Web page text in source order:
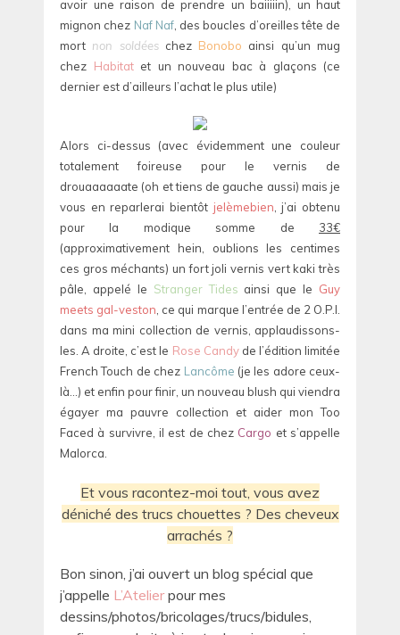
avoir une raison de prendre un baiiiiin), un haut
mignon chez Naf Naf, des boucles d’oreilles tête de
mort non soldéeschez Bonobo ainsi qu’un mug
chez Habitatet un nouveau bac à glaçons (ce
dernier est d’ailleurs l’achat le plus utile)
Alors ci-dessus (avec évidemment une couleur
totalement foireuse pour le vernis de
drouaaaaaate (oh et tiens de gauche aussi) mais je
vous en reparlerai bientôt jelèmebien, j’ai obtenu
pour la modique somme de 33€
(approximativement hein, oublions les centimes
ces gros méchants) un fort joli vernis vert kaki très
pâle, appelé le Stranger Tides ainsi que le Guy
meets gal-veston, ce qui marque l’entrée de 2 O.P.I.
dans ma mini collection de vernis, applaudissons-
les. A droite, c’est le Rose Candyde l’édition limitée
French Touch de chez Lancôme (je les adore ceux-
là…) et enfin pour finir, un nouveau blush qui viendra
égayer ma pauvre collection et aider mon Too
Faced à survivre, il est de chez Cargo et s’appelle
Malorca.
Et vous racontez-moi tout, vous avez
déniché des trucs chouettes ? Des cheveux
arrachés ?
Bon sinon, j’ai ouvert un blog spécial que
j’appelle L’Atelierpour mes
dessins/photos/bricolages/trucs/bidules,